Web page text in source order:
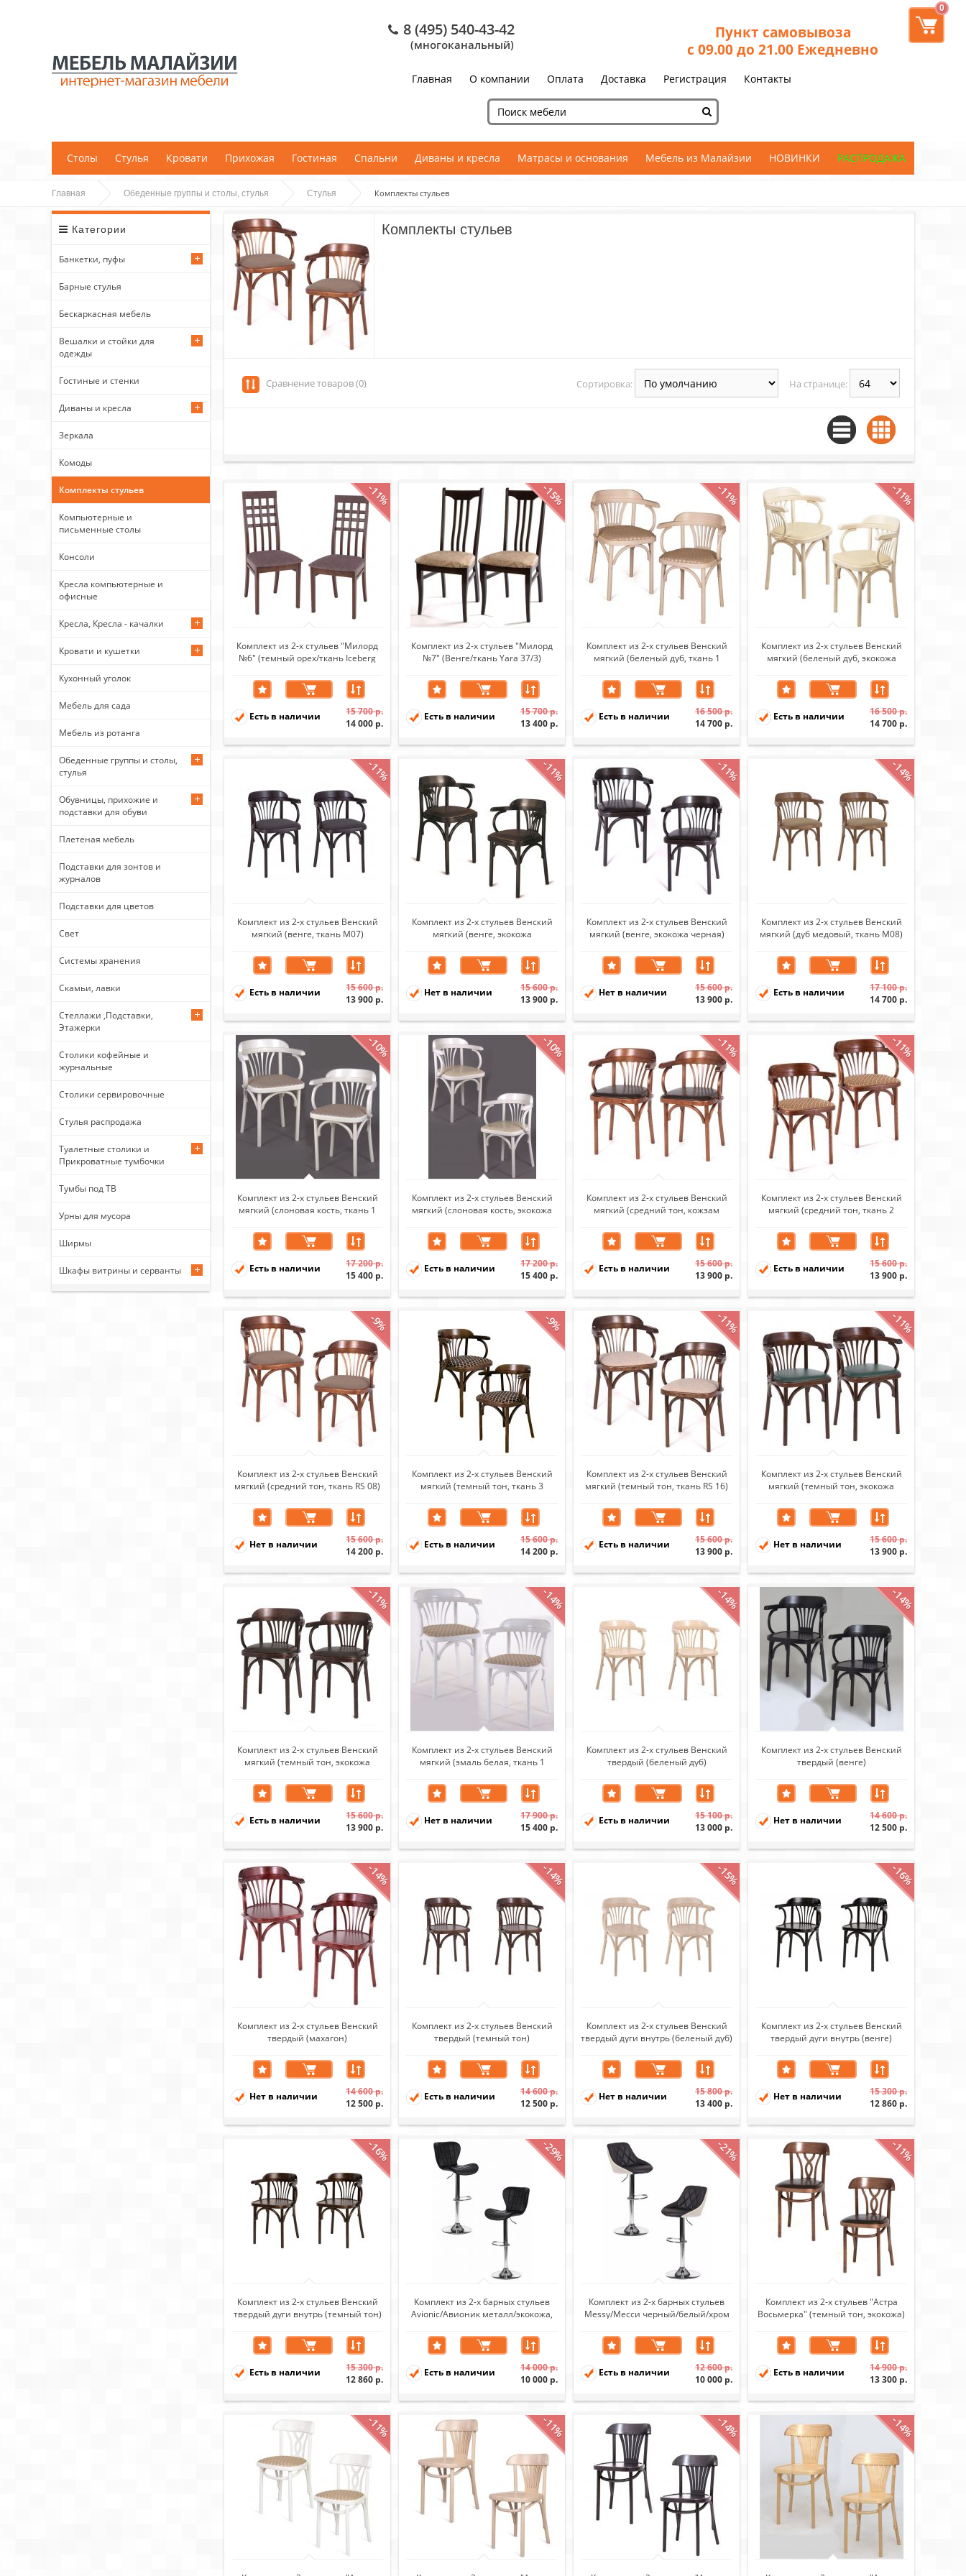
0
8 (495) 540-43-42
(многоканальный)
Пункт самовывоза
с 09.00 до 21.00 Ежедневно
Главная О компании Оплата Доставка Регистрация Контакты
Столы Стулья Кровати Прихожая Гостиная Спальни Диваны и кресла Матрасы и основания Мебель из Малайзии НОВИНКИ РАСПРОДАЖА
Главная Обеденные группы и столы, стулья Стулья Комплекты стульев
Категории
Банкетки, пуфы
Барные стулья
Бескаркасная мебель
Вешалки и стойки для
одежды
Гостиные и стенки
Диваны и кресла
Зеркала
Комоды
Комплекты стульев
Компьютерные и
письменные столы
Консоли
Кресла компьютерные и
офисные
Кресла, Кресла - качалки
Кровати и кушетки
Кухонный уголок
Мебель для сада
Мебель из ротанга
Обеденные группы и столы,
стулья
Обувницы, прихожие и
подставки для обуви
Плетеная мебель
Подставки для зонтов и
журналов
Подставки для цветов
Свет
Системы хранения
Скамьи, лавки
Стеллажи ,Подставки,
Этажерки
Столики кофейные и
журнальные
Столики сервировочные
Стулья распродажа
Туалетные столики и
Прикроватные тумбочки
Тумбы под ТВ
Урны для мусора
Ширмы
Шкафы витрины и серванты
Комплекты стульев
Сравнение товаров (0) На странице:
Сортировка:
-11%
Комплект из 2-х стульев "Милорд
№6" (темный орех/ткань Iceberg
Есть в наличии
15 700 р.
14 000 р.
-15%
Комплект из 2-х стульев "Милорд
№7" (Венге/ткань Yara 37/3)
Есть в наличии
15 700 р.
13 400 р.
-11%
Комплект из 2-х стульев Венский
мягкий (беленый дуб, ткань 1
Есть в наличии
16 500 р.
14 700 р.
-11%
Комплект из 2-х стульев Венский
мягкий (беленый дуб, экокожа
Есть в наличии
16 500 р.
14 700 р.
-11%
Комплект из 2-х стульев Венский
мягкий (венге, ткань М07)
Есть в наличии
15 600 р.
13 900 р.
-11%
Комплект из 2-х стульев Венский
мягкий (венге, экокожа
Нет в наличии
15 600 р.
13 900 р.
-11%
Комплект из 2-х стульев Венский
мягкий (венге, экокожа черная)
Нет в наличии
15 600 р.
13 900 р.
-14%
Комплект из 2-х стульев Венский
мягкий (дуб медовый, ткань М08)
Есть в наличии
17 100 р.
14 700 р.
-10%
Комплект из 2-х стульев Венский
мягкий (слоновая кость, ткань 1
Есть в наличии
17 200 р.
15 400 р.
-10%
Комплект из 2-х стульев Венский
мягкий (слоновая кость, экокожа
Есть в наличии
17 200 р.
15 400 р.
-11%
Комплект из 2-х стульев Венский
мягкий (средний тон, кожзам
Есть в наличии
15 600 р.
13 900 р.
-11%
Комплект из 2-х стульев Венский
мягкий (средний тон, ткань 2
Есть в наличии
15 600 р.
13 900 р.
-9%
Комплект из 2-х стульев Венский
мягкий (средний тон, ткань RS 08)
Нет в наличии
15 600 р.
14 200 р.
-9%
Комплект из 2-х стульев Венский
мягкий (темный тон, ткань 3
Есть в наличии
15 600 р.
14 200 р.
-11%
Комплект из 2-х стульев Венский
мягкий (темный тон, ткань RS 16)
Есть в наличии
15 600 р.
13 900 р.
-11%
Комплект из 2-х стульев Венский
мягкий (темный тон, экокожа
Нет в наличии
15 600 р.
13 900 р.
-11%
Комплект из 2-х стульев Венский
мягкий (темный тон, экокожа
Есть в наличии
15 600 р.
13 900 р.
-14%
Комплект из 2-х стульев Венский
мягкий (эмаль белая, ткань 1
Нет в наличии
17 900 р.
15 400 р.
-14%
Комплект из 2-х стульев Венский
твердый (беленый дуб)
Есть в наличии
15 100 р.
13 000 р.
-14%
Комплект из 2-х стульев Венский
твердый (венге)
Нет в наличии
14 600 р.
12 500 р.
-14%
Комплект из 2-х стульев Венский
твердый (махагон)
Нет в наличии
14 600 р.
12 500 р.
-14%
Комплект из 2-х стульев Венский
твердый (темный тон)
Есть в наличии
14 600 р.
12 500 р.
-15%
Комплект из 2-х стульев Венский
твердый дуги внутрь (беленый дуб)
Нет в наличии
15 800 р.
13 400 р.
-16%
Комплект из 2-х стульев Венский
твердый дуги внутрь (венге)
Нет в наличии
15 300 р.
12 860 р.
-16%
Комплект из 2-х стульев Венский
твердый дуги внутрь (темный тон)
Есть в наличии
15 300 р.
12 860 р.
-29%
Комплект из 2-х барных стульев
Avionic/Авионик металл/экокожа,
Есть в наличии
14 000 р.
10 000 р.
-21%
Комплект из 2-х барных стульев
Messy/Месси черный/белый/хром
Есть в наличии
12 600 р.
10 000 р.
-11%
Комплект из 2-х стульев "Астра
Восьмерка" (темный тон, экокожа)
Есть в наличии
14 900 р.
13 300 р.
-11% -11% -14% -14%